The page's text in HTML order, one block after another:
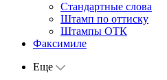
Стандартные слова
Штамп по оттиску
Штампы ОТК
Факсимиле
Еще